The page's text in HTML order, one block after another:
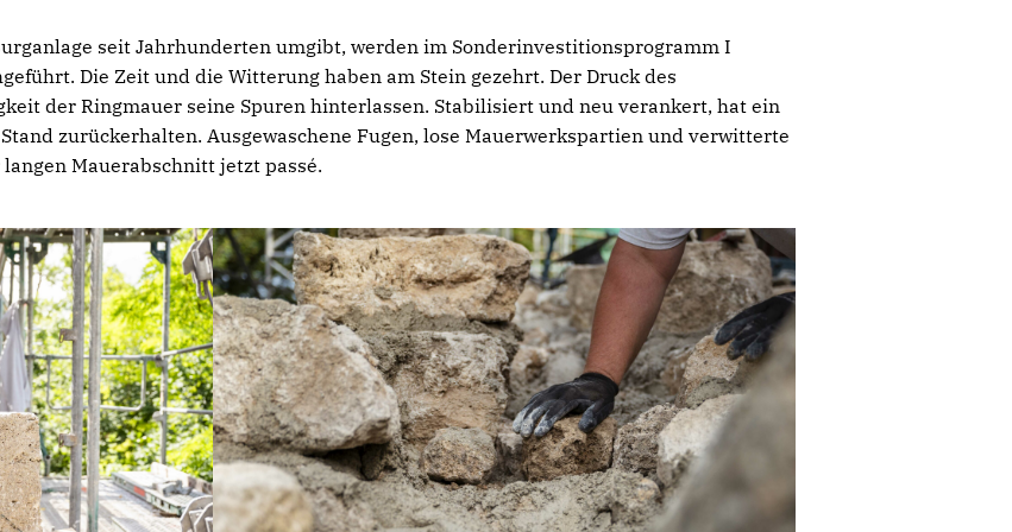
seit Jahrhunderten umgibt, werden im Sonderinvestitionsprogramm I
Die Zeit und die Witterung haben am Stein gezehrt. Der Druck des
der Ringmauer seine Spuren hinterlassen. Stabilisiert und neu verankert, hat ein
zurückerhalten. Ausgewaschene Fugen, lose Mauerwerkspartien und verwitterte
Mauerabschnitt jetzt passé.